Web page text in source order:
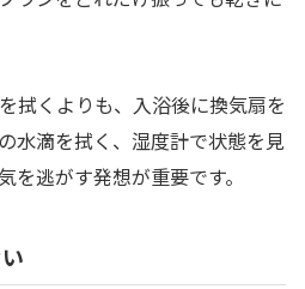
拭くよりも、入浴後に換気扇を
水滴を拭く、湿度計で状態を見
を逃がす発想が重要です。